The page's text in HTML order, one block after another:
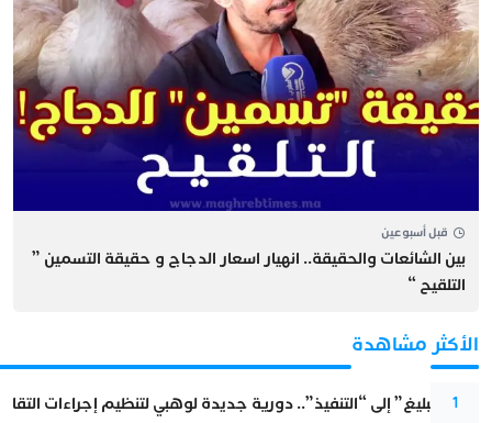
قبل أسبوعين
بين الشائعات والحقيقة.. انهيار اسعار الدجاج و حقيقة التسمين ”
التلقيح “
الأكثر مشاهدة
1
من “التبليغ” إلى “التنفيذ”.. دورية جديدة لوهبي لتنظيم إجراءات